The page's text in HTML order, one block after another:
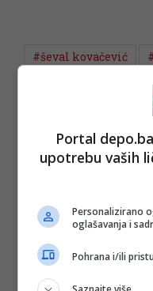
#ševal kovačević
Portal
upotrebu vaših
Personalizirano
oglašavanja i
Pohrana i/ili